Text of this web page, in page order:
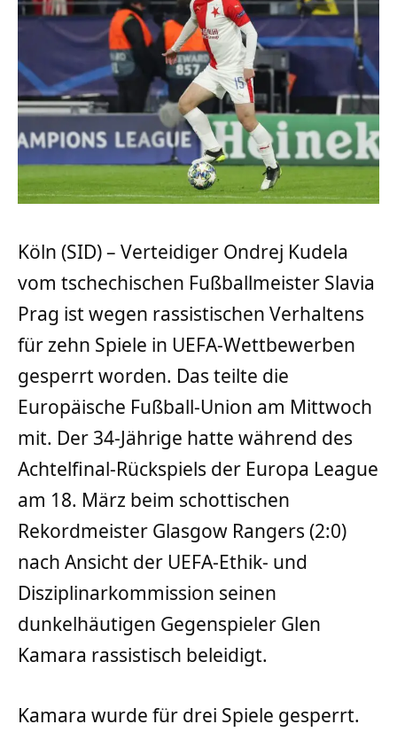
Köln (SID) – Verteidiger Ondrej Kudela
vom tschechischen Fußballmeister Slavia
Prag ist wegen rassistischen Verhaltens
für zehn Spiele in UEFA-Wettbewerben
gesperrt worden. Das teilte die
Europäische Fußball-Union am Mittwoch
mit. Der 34-Jährige hatte während des
Achtelfinal-Rückspiels der Europa League
am 18. März beim schottischen
Rekordmeister Glasgow Rangers (2:0)
nach Ansicht der UEFA-Ethik- und
Disziplinarkommission seinen
dunkelhäutigen Gegenspieler Glen
Kamara rassistisch beleidigt.
Kamara wurde für drei Spiele gesperrt.